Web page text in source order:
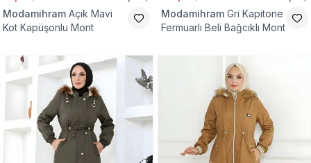
Modamihram Açık Mavi
Kot Kapüşonlu Mont
Modamihram Gri Kapitone
Fermuarlı Beli Bağcıklı Mont